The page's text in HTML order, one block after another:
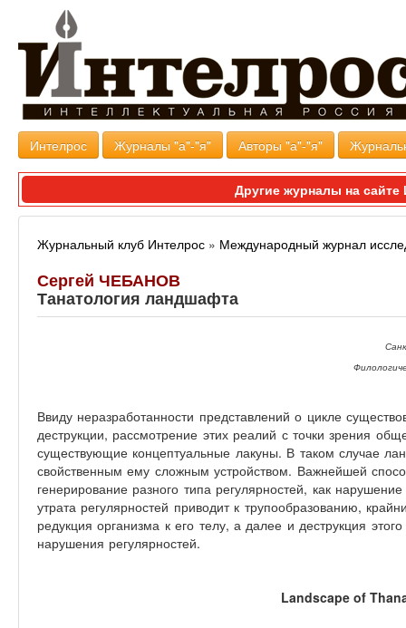
Интелрос Журналы "а"-"я" Авторы "а"-"я"
Другие журналы на
Журнальный клуб Интелрос » Международный журнал
Сергей ЧЕБАНОВ
Танатология ландшафта
Ввиду неразработанности представлений о цикле
деструкции, рассмотрение этих реалий с точки зрения
существующие концептуальные лакуны. В таком случае
свойственным ему сложным устройством. Важнейшей
генерирование разного типа регулярностей, как
утрата регулярностей приводит к трупообразованию,
редукция организма к его телу, а далее и деструкция
нарушения регулярностей.
Landscape of